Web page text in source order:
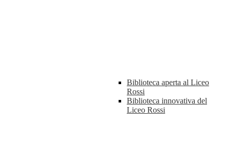
Biblioteca aperta al Liceo
Rossi
Biblioteca innovativa del
Liceo Rossi